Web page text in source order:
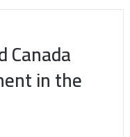
Canada
in the